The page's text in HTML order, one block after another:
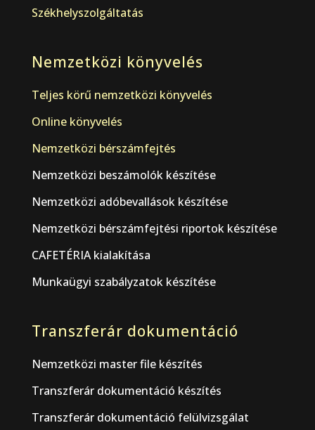
Székhelyszolgáltatás
Nemzetközi könyvelés
Teljes körű nemzetközi könyvelés
Online könyvelés
Nemzetközi bérszámfejtés
Nemzetközi beszámolók készítése
Nemzetközi adóbevallások készítése
Nemzetközi bérszámfejtési riportok készítése
CAFETÉRIA kialakítása
Munkaügyi szabályzatok készítése
Transzferár dokumentáció
Nemzetközi master file készítés
Transzferár dokumentáció készítés
Transzferár dokumentáció felülvizsgálat